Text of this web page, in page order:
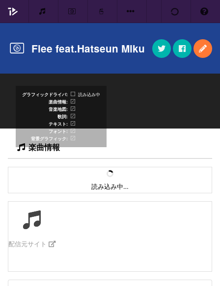
Flee feat.Hatseun Miku
グラフィックドライバ
読み込み中
楽曲情報
音楽地図
歌詞
テキスト
フォント
背景グラフィック
楽曲情報
読み込み中…
配信元サイト